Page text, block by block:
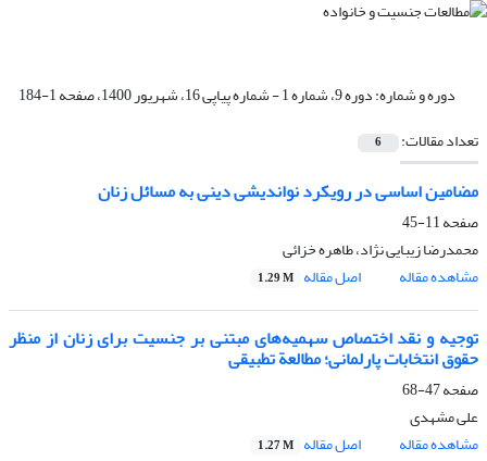
دوره و شماره:دوره 9، شماره 1 - شماره پیاپی 16، شهریور 1400، صفحه 1-184
تعداد مقالات:
6
مضامین اساسی در رویکرد نواندیشی دینی به مسائل زنان
صفحه11-45
محمدرضا زیبایی نژاد، طاهره خزائی
مشاهده مقاله
اصل مقاله 1.29 M
توجیه و نقد اختصاص سهمیه‌های مبتنی بر جنسیت برای زنان از منظر
حقوق انتخابات پارلمانی؛ مطالعة تطبیقی
صفحه47-68
علی مشهدی
مشاهده مقاله
اصل مقاله 1.27 M